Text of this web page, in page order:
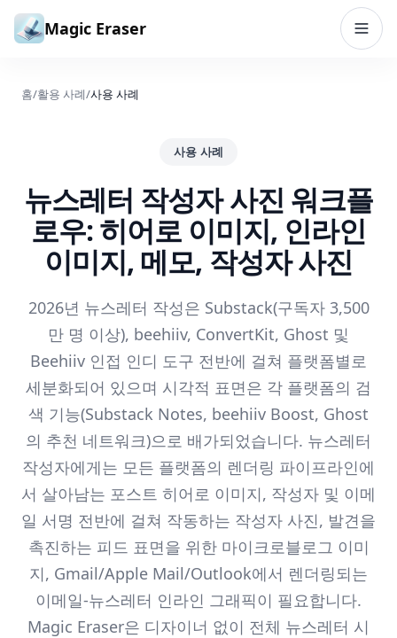
본문으로 건너뛰기
Magic Eraser
홈/활용 사례/사용 사례
사용 사례
뉴스레터 작성자 사진 워크플
로우: 히어로 이미지, 인라인
이미지, 메모, 작성자 사진
2026년 뉴스레터 작성은 Substack(구독자 3,500
만 명 이상), beehiiv, ConvertKit, Ghost 및
Beehiiv 인접 인디 도구 전반에 걸쳐 플랫폼별로
세분화되어 있으며 시각적 표면은 각 플랫폼의 검
색 기능(Substack Notes, beehiiv Boost, Ghost
의 추천 네트워크)으로 배가되었습니다. 뉴스레터
작성자에게는 모든 플랫폼의 렌더링 파이프라인에
서 살아남는 포스트 히어로 이미지, 작성자 및 이메
일 서명 전반에 걸쳐 작동하는 작성자 사진, 발견을
촉진하는 피드 표면을 위한 마이크로블로그 이미
지, Gmail/Apple Mail/Outlook에서 렌더링되는
이메일-뉴스레터 인라인 그래픽이 필요합니다.
Magic Eraser은 디자이너 없이 전체 뉴스레터 시